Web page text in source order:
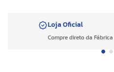
Loja Oficial
Compre direto da Fábrica